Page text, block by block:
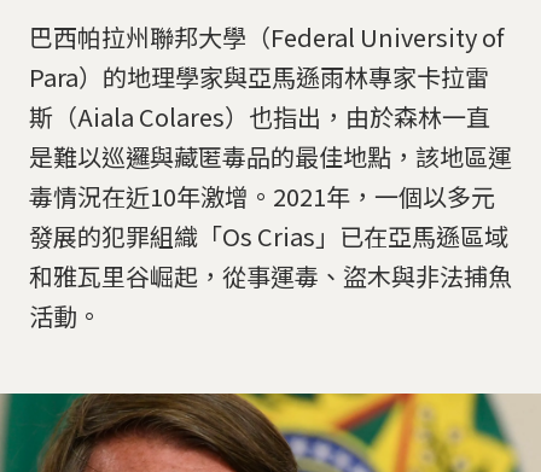
巴西帕拉州聯邦大學（Federal University of
Para）的地理學家與亞馬遜雨林專家卡拉雷
斯（Aiala Colares）也指出，由於森林一直
是難以巡邏與藏匿毒品的最佳地點，該地區運
毒情況在近10年激增。2021年，一個以多元
發展的犯罪組織「Os Crias」已在亞馬遜區域
和雅瓦里谷崛起，從事運毒、盜木與非法捕魚
活動。